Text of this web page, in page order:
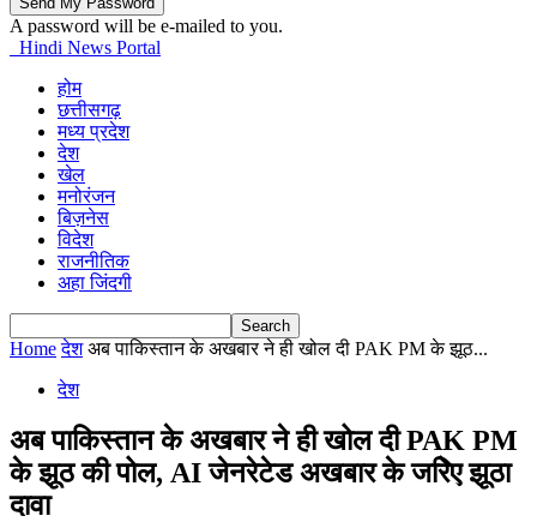
A password will be e-mailed to you.
Hindi News Portal
होम
छत्तीसगढ़
मध्य प्रदेश
देश
खेल
मनोरंजन
बिज़नेस
विदेश
राजनीतिक
अहा जिंदगी
Home देश अब पाकिस्तान के अखबार ने ही खोल दी PAK PM के झूठ...
देश
अब पाकिस्तान के अखबार ने ही खोल दी PAK PM
के झूठ की पोल, AI जेनरेटेड अखबार के जरिेए झूठा
दावा